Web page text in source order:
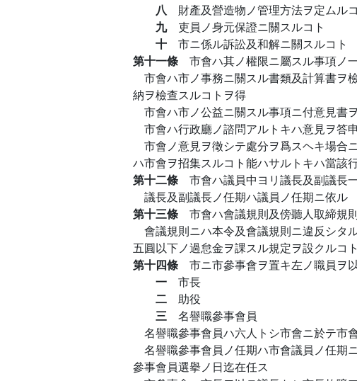
八 財產及營造物ノ管理方法ヲ定ムル
九 吏員ノ身元保證ニ關スルコト
十 市ニ係ル訴訟及和解ニ關スルコト
第十一條 市會ハ其ノ權限ニ屬スル事項ノ
市會ハ市ノ事務ニ關スル書類及計算書ヲ
納ヲ檢查スルコトヲ得
市會ハ市ノ公益ニ關スル事項ニ付意見書
市會ハ行政廳ノ諮問アルトキハ意見ヲ答
市會ノ意見ヲ徵シテ處分ヲ爲スヘキ場合
ハ市會ヲ招集スルコト能ハサルトキハ當該
第十二條 市會ハ議員中ヨリ議長及副議長
議長及副議長ノ任期ハ議員ノ任期ニ依ル
第十三條 市會ハ會議規則及傍聽人取締規
會議規則ニハ本令及會議規則ニ違反シタ
五圓以下ノ過怠金ヲ課スル規定ヲ設クルコ
第十四條 市ニ市參事會ヲ置キ左ノ職員ヲ
一 市長
二 助役
三 名譽職參事會員
名譽職參事會員ハ六人トシ市會ニ於テ市
名譽職參事會員ノ任期ハ市會議員ノ任期
參事會員選擧ノ日迄在任ス